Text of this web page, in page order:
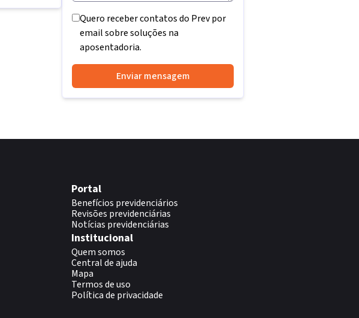
Quero receber contatos do Prev por
email sobre soluções na
aposentadoria.
Enviar mensagem
Portal
Benefícios previdenciários
Revisões previdenciárias
Notícias previdenciárias
Institucional
Quem somos
Central de ajuda
Mapa
Termos de uso
Política de privacidade